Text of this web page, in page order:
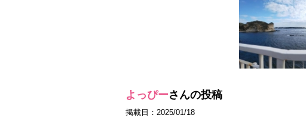
よっぴーさんの投稿
掲載日：2025/01/18